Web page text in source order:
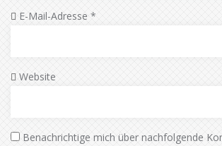
E-Mail-Adresse *
Website
Benachrichtige mich über nachfolgende